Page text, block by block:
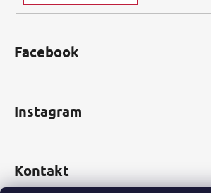
Facebook
Instagram
Kontakt